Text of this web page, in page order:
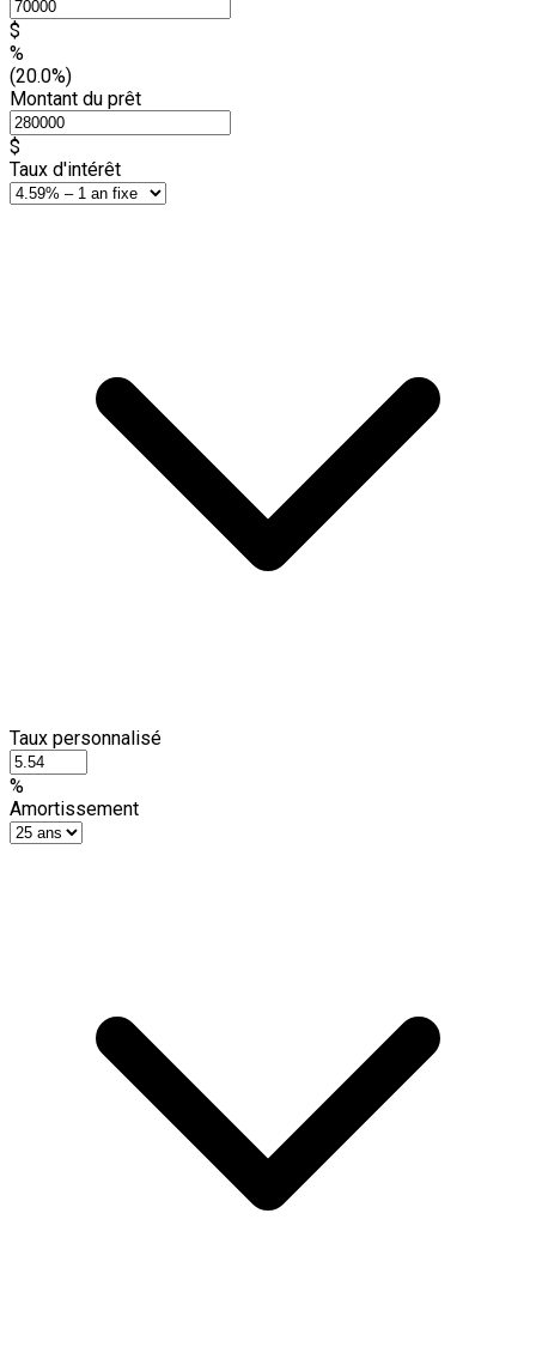
$
%
(20.0%)
Montant du prêt
$
Taux d'intérêt
Taux personnalisé
%
Amortissement